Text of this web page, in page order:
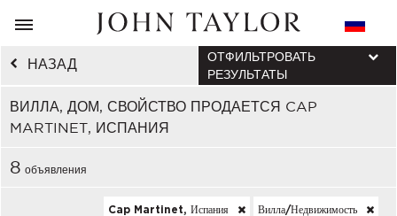
НАЗАД
ВИЛЛА, ДОМ, СВОЙСТВО ПРОДАЕТСЯ CAP
MARTINET, ИСПАНИЯ
ОТФИЛЬТРОВАТЬ
РЕЗУЛЬТАТЫ
8 объявления
Cap Martinet, Испания Вилла/недвижимость